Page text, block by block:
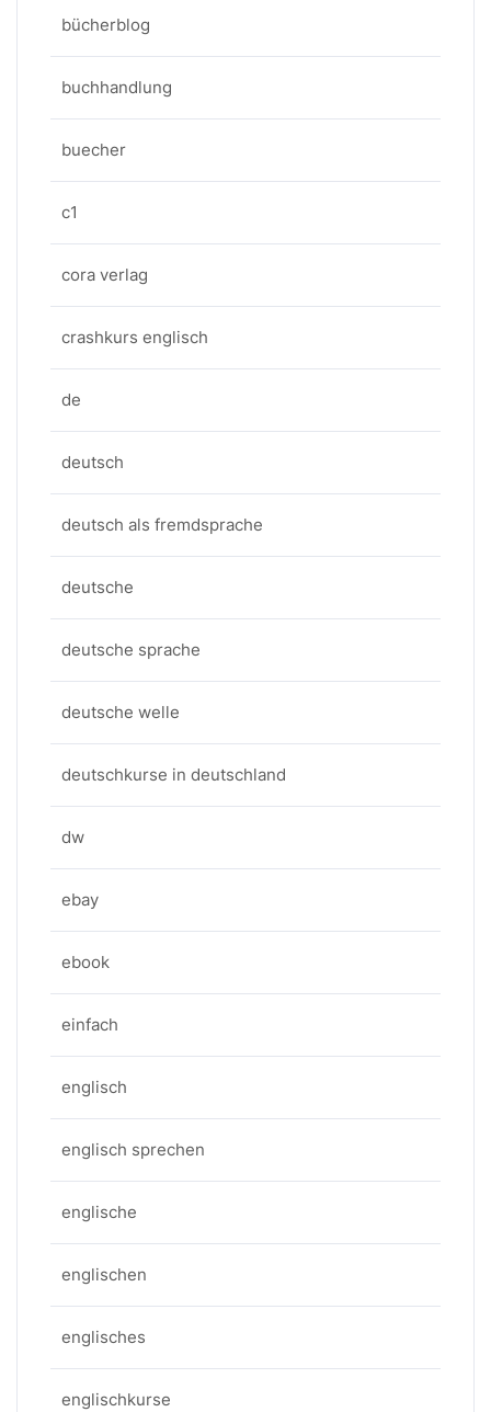
bücherblog
buchhandlung
buecher
c1
cora verlag
crashkurs englisch
de
deutsch
deutsch als fremdsprache
deutsche
deutsche sprache
deutsche welle
deutschkurse in deutschland
dw
ebay
ebook
einfach
englisch
englisch sprechen
englische
englischen
englisches
englischkurse